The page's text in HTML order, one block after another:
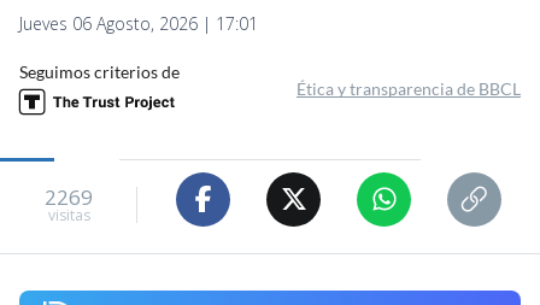
Jueves 06 Agosto, 2026 | 17:01
Seguimos criterios de
Ética y transparencia de BBCL
2269
visitas